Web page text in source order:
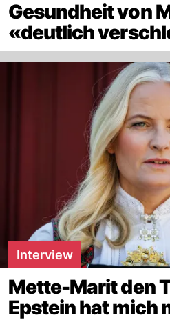
Gesundheit von
«deutlich
Interview
Mette-Marit den
Epstein hat mich